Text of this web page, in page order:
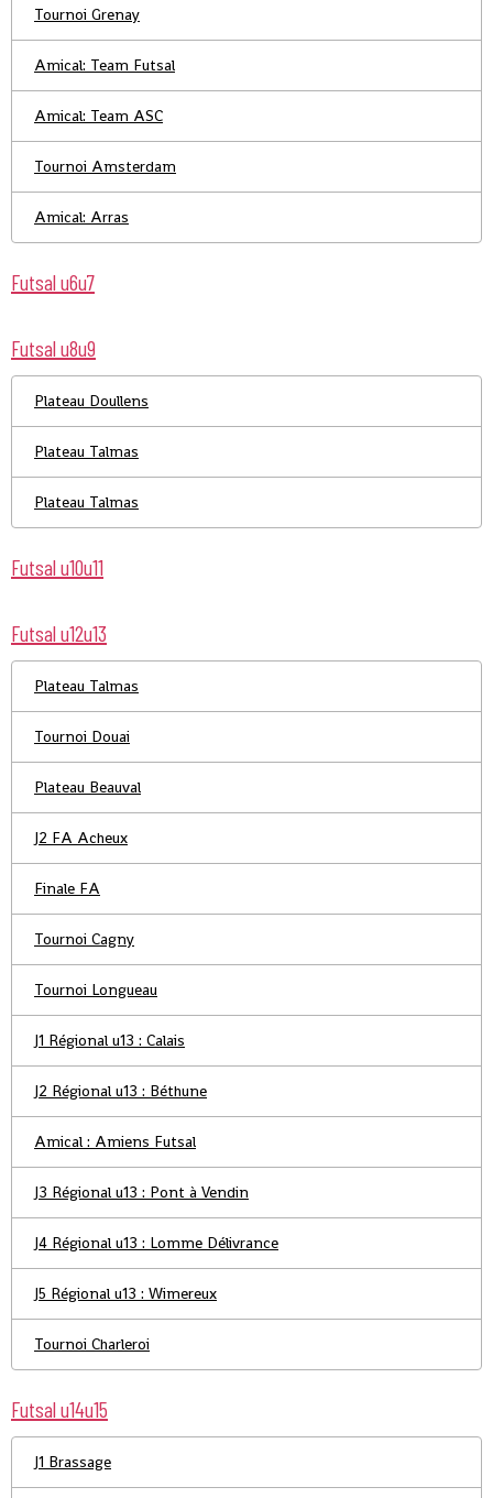
Tournoi Grenay
Amical: Team Futsal
Amical: Team ASC
Tournoi Amsterdam
Amical: Arras
Futsal u6u7
Futsal u8u9
Plateau Doullens
Plateau Talmas
Plateau Talmas
Futsal u10u11
Futsal u12u13
Plateau Talmas
Tournoi Douai
Plateau Beauval
J2 FA Acheux
Finale FA
Tournoi Cagny
Tournoi Longueau
J1 Régional u13 : Calais
J2 Régional u13 : Béthune
Amical : Amiens Futsal
J3 Régional u13 : Pont à Vendin
J4 Régional u13 : Lomme Délivrance
J5 Régional u13 : Wimereux
Tournoi Charleroi
Futsal u14u15
J1 Brassage